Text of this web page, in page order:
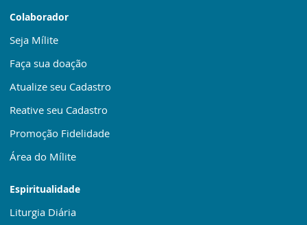
Colaborador
Seja Mílite
Faça sua doação
Atualize seu Cadastro
Reative seu Cadastro
Promoção Fidelidade
Área do Mílite
Espiritualidade
Liturgia Diária